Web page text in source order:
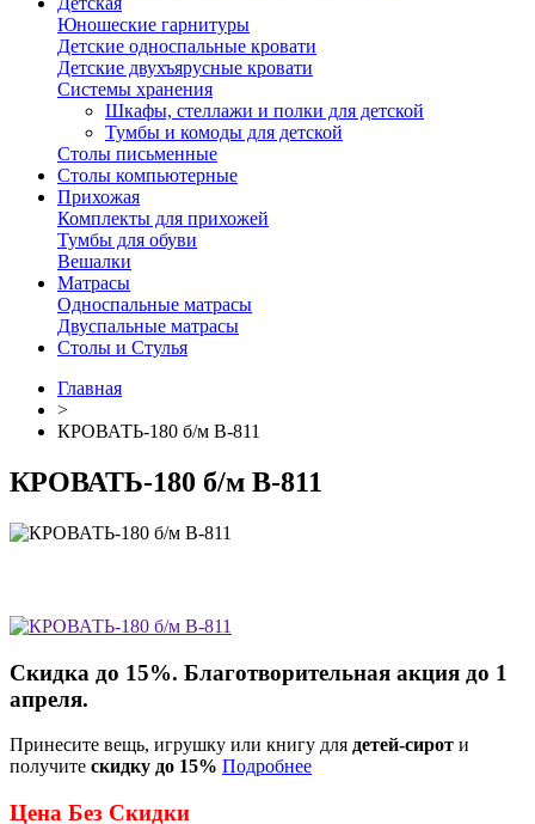
Юношеские гарнитуры
Детские односпальные кровати
Детские двухъярусные кровати
Системы хранения
Шкафы, стеллажи и полки для детской
Тумбы и комоды для детской
Столы письменные
Столы компьютерные
Прихожая
Комплекты для прихожей
Тумбы для обуви
Вешалки
Матрасы
Односпальные матрасы
Двуспальные матрасы
Столы и Стулья
Главная
>
КРОВАТЬ-180 б/м В-811
КРОВАТЬ-180 б/м В-811
Скидка до 15%. Благотворительная акция до 1
апреля.
Принесите вещь, игрушку или книгу для детей-сирот и
получите скидку до 15% Подробнее
Цена Без Скидки